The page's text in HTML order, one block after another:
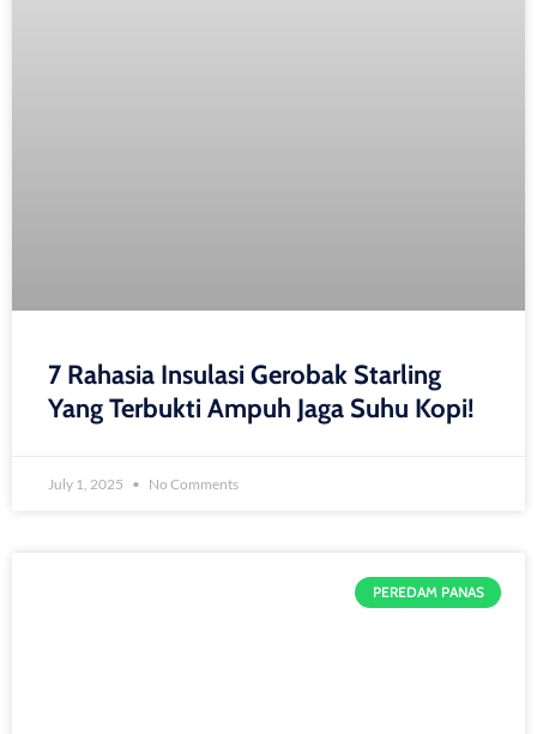
7 Rahasia Insulasi Gerobak Starling
Yang Terbukti Ampuh Jaga Suhu Kopi!
July 1, 2025 No Comments
PEREDAM PANAS